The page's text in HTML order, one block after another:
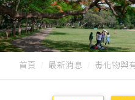
首頁 最新消息 毒化物與